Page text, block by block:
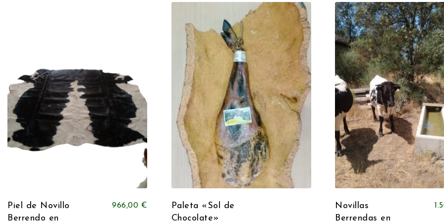
Piel de Novillo
Berrendo en
966,00 €
Paleta «Sol de
Chocolate»
Este producto tiene múltiples variantes. Las
Novillas
Berrendas en